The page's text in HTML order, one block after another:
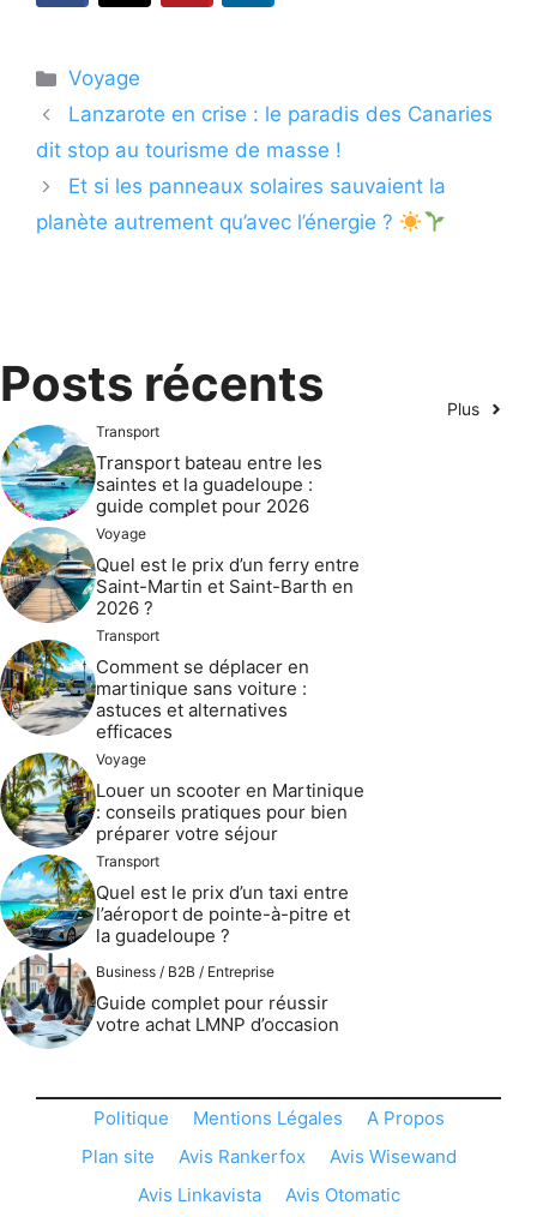
Catégories
Voyage
Lanzarote en crise : le paradis des Canaries
dit stop au tourisme de masse !
Et si les panneaux solaires sauvaient la
planète autrement qu’avec l’énergie ?
Posts récents Plus
Transport
Transport bateau entre les
saintes et la guadeloupe :
guide complet pour 2026
Voyage
Quel est le prix d’un ferry entre
Saint-Martin et Saint-Barth en
2026 ?
Transport
Comment se déplacer en
martinique sans voiture :
astuces et alternatives
efficaces
Voyage
Louer un scooter en Martinique
: conseils pratiques pour bien
préparer votre séjour
Transport
Quel est le prix d’un taxi entre
l’aéroport de pointe-à-pitre et
la guadeloupe ?
Business / B2B / Entreprise
Guide complet pour réussir
votre achat LMNP d’occasion
Politique Mentions Légales
A Propos
Plan site
Avis Rankerfox
Avis Wisewand
Avis Linkavista
Avis Otomatic